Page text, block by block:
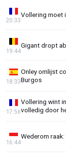
Vollering moet
20:33
Gigant dropt
19:44
Onley omlijst
Burgos
18:33
Vollering wint
volledig door
17:56
Wederom
16:44